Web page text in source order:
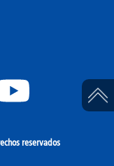
reservados